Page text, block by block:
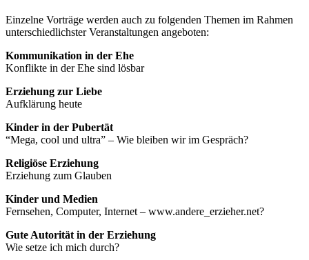
Einzelne Vorträge werden auch zu folgenden Themen im Rahmen
unterschiedlichster Veranstaltungen angeboten:
Kommunikation in der Ehe
Konflikte in der Ehe sind lösbar
Erziehung zur Liebe
Aufklärung heute
Kinder in der Pubertät
“Mega, cool und ultra” – Wie bleiben wir im Gespräch?
Religiöse Erziehung
Erziehung zum Glauben
Kinder und Medien
Fernsehen, Computer, Internet – www.andere_erzieher.net?
Gute Autorität in der Erziehung
Wie setze ich mich durch?